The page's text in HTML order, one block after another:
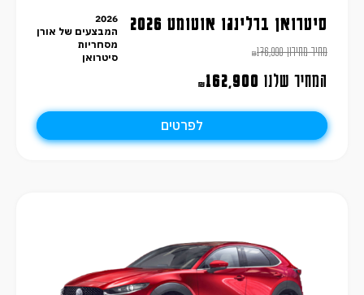
סיטרואן ברלינגו אוטומט 2026
מחיר מחירון ₪176,990
המחיר שלנו ₪162,900
2026
המבצעים של אורן
מסחריות
סיטרואן
לפרטים